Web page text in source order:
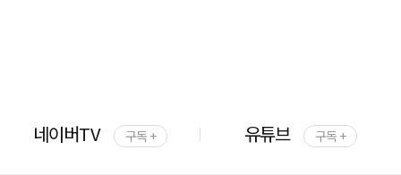
네이버TV 구독 + 유튜브 구독 +